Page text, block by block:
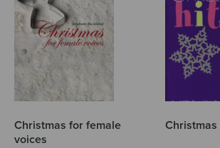
Christmas for female
voices
Christmas